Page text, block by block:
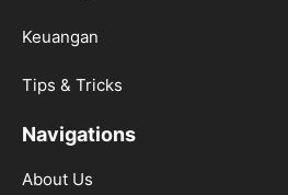
Keuangan
Tips & Tricks
Navigations
About Us